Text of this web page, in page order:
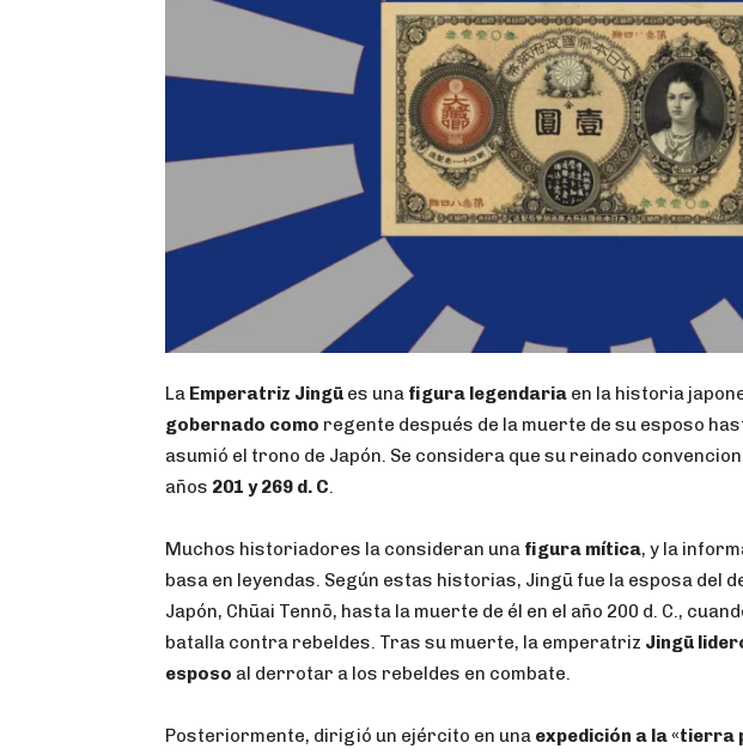
La Emperatriz Jingū es una figura legendaria en la historia
gobernado como regente después de la muerte de su esposo
asumió el trono de Japón. Se considera que su reinado
años 201 y 269 d. C.
Muchos historiadores la consideran una figura mítica, y la
basa en leyendas. Según estas historias, Jingū fue la esposa del
Japón, Chūai Tennō, hasta la muerte de él en el año 200 d. C.,
batalla contra rebeldes. Tras su muerte, la emperatriz Jingū
esposo al derrotar a los rebeldes en combate.
Posteriormente, dirigió un ejército en una expedición a la «tierra